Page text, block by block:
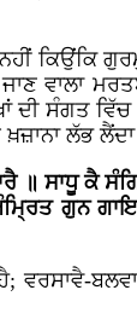
ਕਿਉਂਕਿ
ਵਾਲਾ
ਦੀ ਸੰਗਤ
ਲੱਭ
॥ ਸਾਧੂ ਕੈ
ਗੁਨ
ਵਰਸਾਵੈ-